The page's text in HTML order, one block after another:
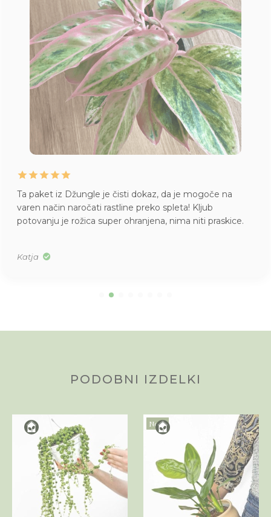
Ta paket iz Džungle je čisti dokaz, da je mogoče na
varen način naročati rastline preko spleta! Kljub
potovanju je rožica super ohranjena, nima niti praskice.
Katja
PODOBNI IZDELKI
Novo